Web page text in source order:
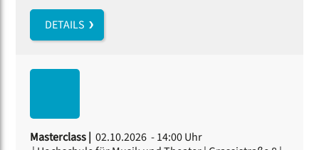
DETAILS
Masterclass | 02.10.2026 - 14:00 Uhr